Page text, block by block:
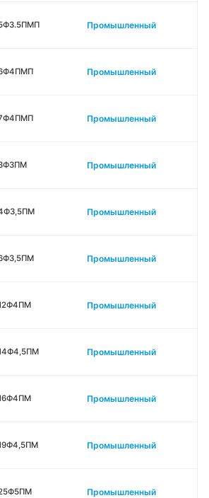
Промышленный
Промышленный
Промышленный
Промышленный
Промышленный
Промышленный
Промышленный
Промышленный
Промышленный
Промышленный
Промышленный